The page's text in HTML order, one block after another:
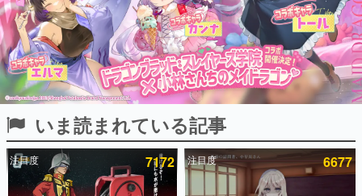
ピックアップ
電ファミのいま読まれている記事ランキング
いま読まれている記事
注目度 7172 注目度 6677